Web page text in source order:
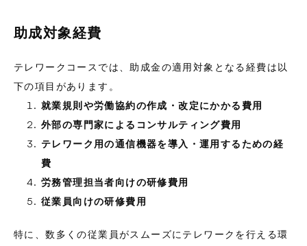
助成対象経費
テレワークコースでは、助成金の適用対象となる経費は以
下の項目があります。
就業規則や労働協約の作成・改定にかかる費用
外部の専門家によるコンサルティング費用
テレワーク用の通信機器を導入・運用するための経
費
労務管理担当者向けの研修費用
従業員向けの研修費用
特に、数多くの従業員がスムーズにテレワークを行える環